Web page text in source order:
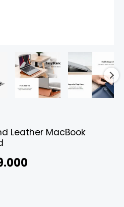
Leather MacBook